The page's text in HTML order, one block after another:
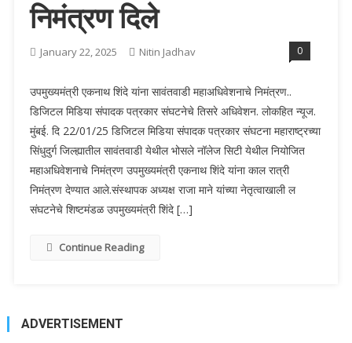
निमंत्रण दिले
January 22, 2025 Nitin Jadhav 0
उपमुख्यमंत्री एकनाथ शिंदे यांना सावंतवाडी महाअधिवेशनाचे निमंत्रण..
डिजिटल मिडिया संपादक पत्रकार संघटनेचे तिसरे अधिवेशन. लोकहित न्यूज.
मुंबई. दि 22/01/25 डिजिटल मिडिया संपादक पत्रकार संघटना महाराष्ट्रच्या
सिंधुदुर्ग जिल्ह्यातील सावंतवाडी येथील भोसले नॉलेज सिटी येथील नियोजित
महाअधिवेशनाचे निमंत्रण उपमुख्यमंत्री एकनाथ शिंदे यांना काल रात्री
निमंत्रण देण्यात आले.संस्थापक अध्यक्ष राजा माने यांच्या नेतृत्वाखाली ल
संघटनेचे शिष्टमंडळ उपमुख्यमंत्री शिंदे […]
Continue Reading
ADVERTISEMENT